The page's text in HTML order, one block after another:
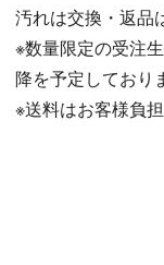
汚れは交換・返品
※数量限定の受注
降を予定しており
※送料はお客様負担